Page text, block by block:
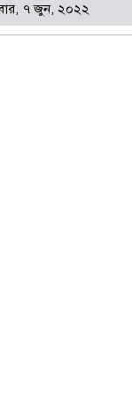
৭ জুন, ২০২২